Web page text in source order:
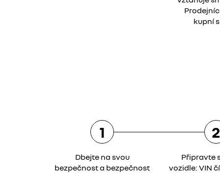
kupní
1
Dbejte na svou
bezpečnost a bezpečnost
2
Připravte
vozidle: VIN